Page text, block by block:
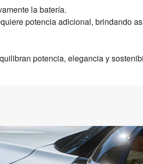
la batería.
potencia adicional, brindando
potencia, elegancia y